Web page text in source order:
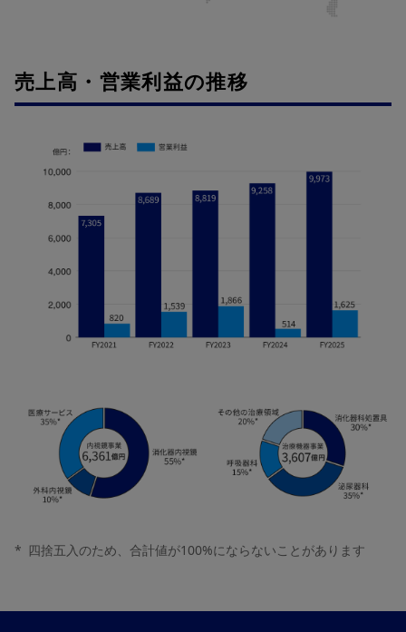
売上高・営業利益の推移
* 四捨五入のため、合計値が100%にならないことがあります